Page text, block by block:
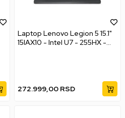
Laptop Lenovo Legion 5 15.1"
15IAX10 - Intel U7 - 255HX -
272.999,00 RSD